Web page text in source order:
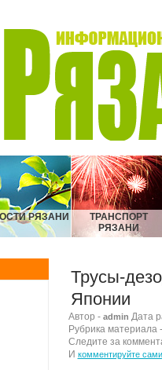
РЯЗАНИ
ТРАНСПОРТ
РЯЗАНИ
Трусы-
Японии
Автор - admin Дата
Рубрика материала -
Следите за
И комментируйте сами